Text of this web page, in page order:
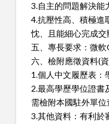
3.自主的問題解決能
4.抗壓性高、積極進
忱、且能細心完成交
五、專長要求：微軟
六、檢附應徵資料(
1.個人中文履歷表：
2.最高學歷學位證書
需檢附本國駐外單位
3.其他資料：有利於